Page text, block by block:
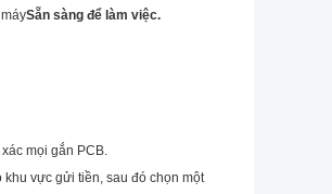
Sẵn sàng để làm việc.
mọi gắn PCB.
vực gửi tiền, sau đó chọn một